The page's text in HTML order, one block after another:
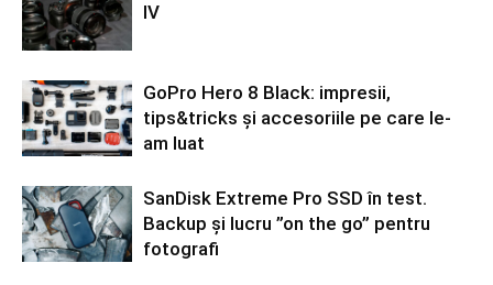
IV
GoPro Hero 8 Black: impresii,
tips&tricks și accesoriile pe care le-
am luat
SanDisk Extreme Pro SSD în test.
Backup și lucru ”on the go” pentru
fotografi